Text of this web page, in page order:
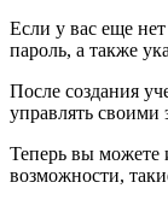
Если у вас еще
пароль, а также
После создания
управлять
Теперь вы можете
возможности,